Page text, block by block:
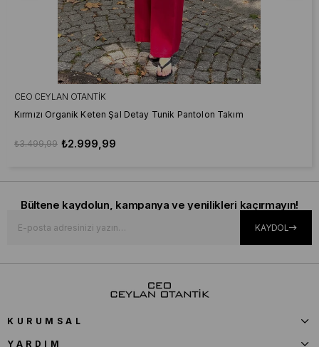
CEO CEYLAN OTANTIK
Kırmızı Organik Keten Şal Detay Tunik Pantolon Takım
₺2.999,99
₺3.499,99
Bültene kaydolun, kampanya ve yenilikleri kaçırmayın!
KAYDOL
KURUMSAL
YARDIM